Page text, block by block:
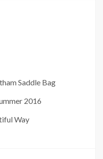
Saddle Bag
2016
Way